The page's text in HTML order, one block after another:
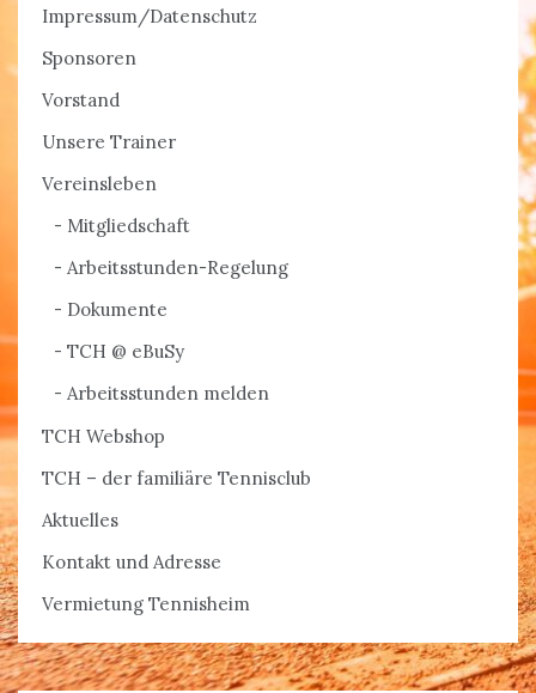
Impressum/Datenschutz
Sponsoren
Vorstand
Unsere Trainer
Vereinsleben
Mitgliedschaft
Arbeitsstunden-Regelung
Dokumente
TCH @ eBuSy
Arbeitsstunden melden
TCH Webshop
TCH – der familiäre Tennisclub
Aktuelles
Kontakt und Adresse
Vermietung Tennisheim